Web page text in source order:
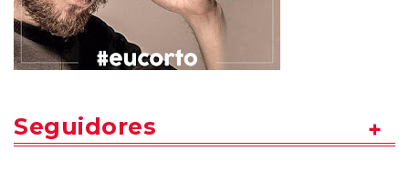
Seguidores